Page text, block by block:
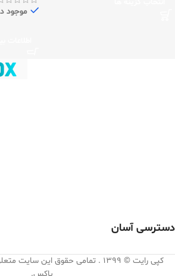
موجود
دسترسی آسان
کپی رایت © 1399 . تمامی حقوق این